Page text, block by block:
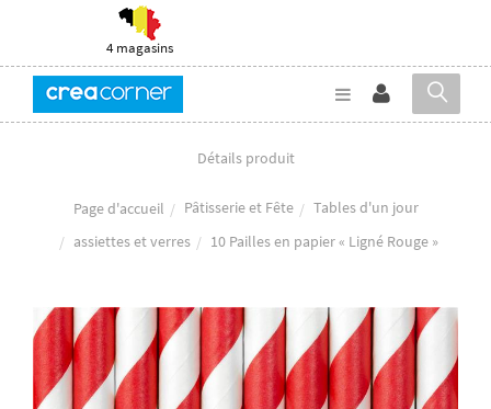
4 magasins
Détails produit
Page d'accueil Pâtisserie et Fête
Tables d'un jour
assiettes et verres
10 Pailles en papier « Ligné Rouge »